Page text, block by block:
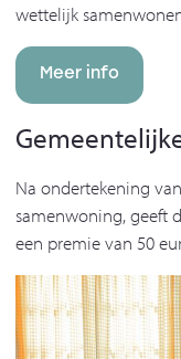
wettelijk
Meer info
Na ondertekening
samenwoning, geeft
een premie van 50